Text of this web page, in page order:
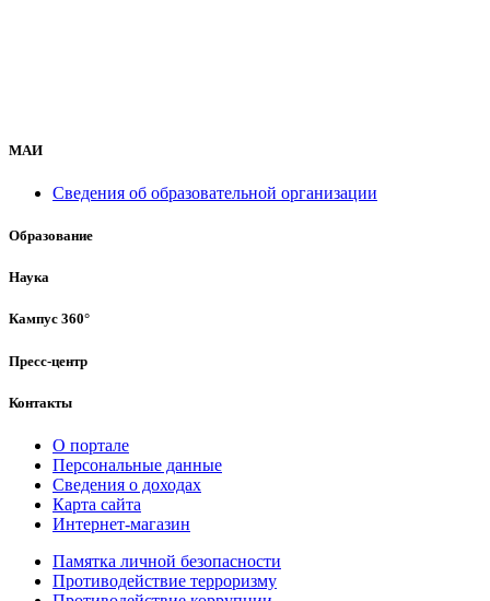
МАИ
Сведения об образовательной организации
Образование
Наука
Кампус 360°
Пресс-центр
Контакты
О портале
Персональные данные
Сведения о доходах
Карта сайта
Интернет-магазин
Памятка личной безопасности
Противодействие терроризму